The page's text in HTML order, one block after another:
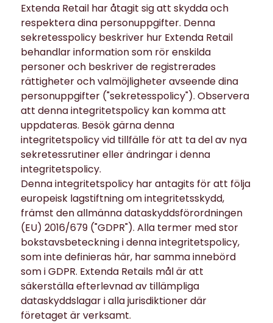
Extenda Retail har åtagit sig att skydda och
respektera dina personuppgifter. Denna
sekretesspolicy beskriver hur Extenda Retail
behandlar information som rör enskilda
personer och beskriver de registrerades
rättigheter och valmöjligheter avseende dina
personuppgifter ("sekretesspolicy"). Observera
att denna integritetspolicy kan komma att
uppdateras. Besök gärna denna
integritetspolicy vid tillfälle för att ta del av nya
sekretessrutiner eller ändringar i denna
integritetspolicy.
Denna integritetspolicy har antagits för att följa
europeisk lagstiftning om integritetsskydd,
främst den allmänna dataskyddsförordningen
(EU) 2016/679 ("GDPR"). Alla termer med stor
bokstavsbeteckning i denna integritetspolicy,
som inte definieras här, har samma innebörd
som i GDPR. Extenda Retails mål är att
säkerställa efterlevnad av tillämpliga
dataskyddslagar i alla jurisdiktioner där
företaget är verksamt.